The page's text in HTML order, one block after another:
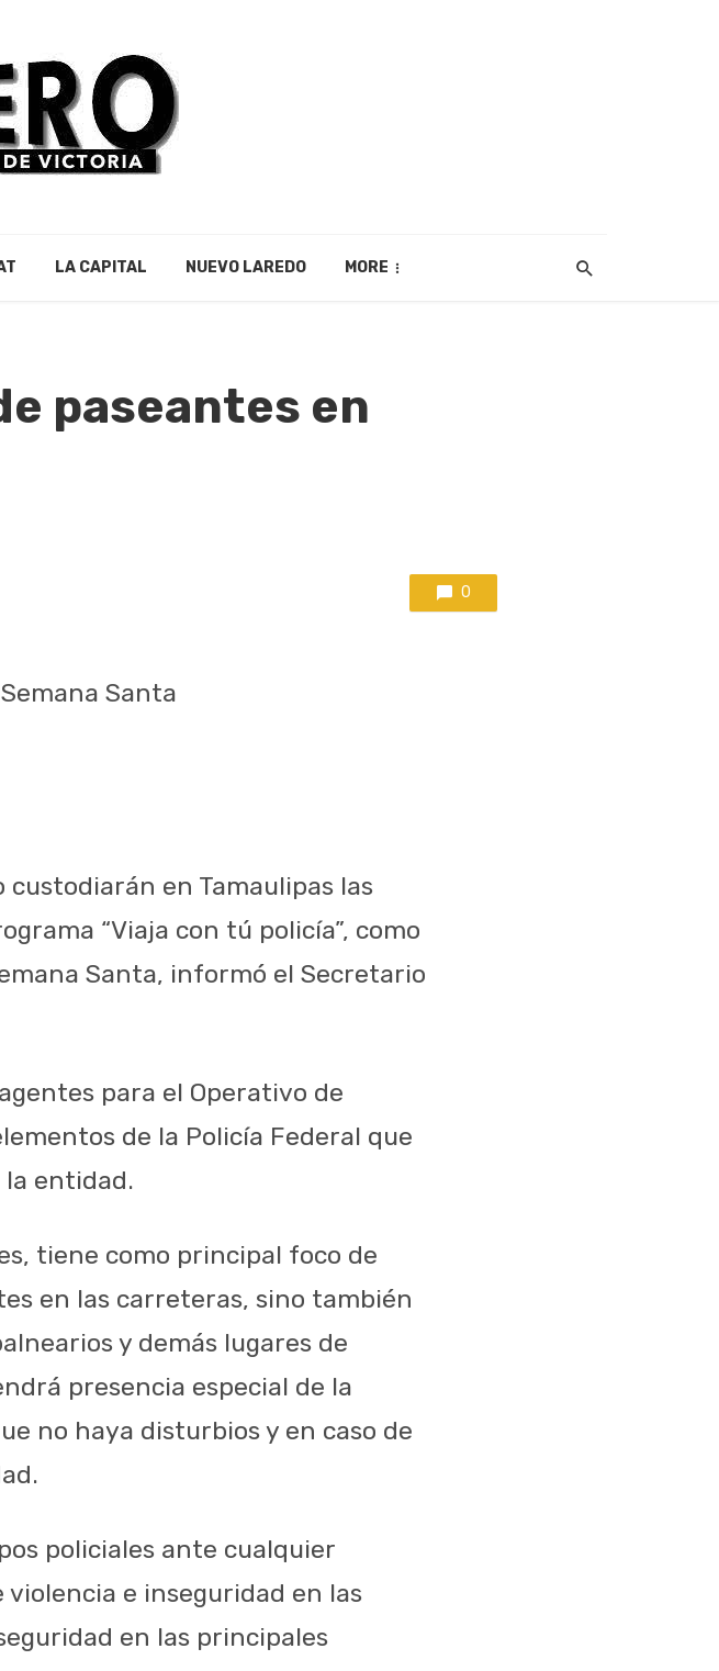
LA CAPITAL NUEVO LAREDO MORE
paseantes en
0
Santa
custodiarán en Tamaulipas las
“Viaja con tú policía”, como
Santa, informó el Secretario
para el Operativo de
de la Policía Federal que
entidad.
tiene como principal foco de
en las carreteras, sino también
y demás lugares de
presencia especial de la
no haya disturbios y en caso de
policiales ante cualquier
e inseguridad en las
en las principales